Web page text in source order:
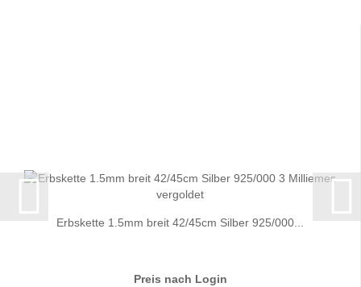
Erbskette 1.5mm breit 42/45cm Silber 925/000...
Preis nach Login